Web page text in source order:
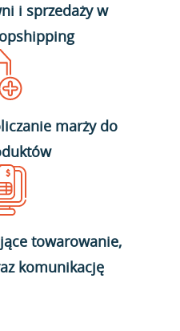
i sprzedaży w
marży do
towarowanie,
komunikację